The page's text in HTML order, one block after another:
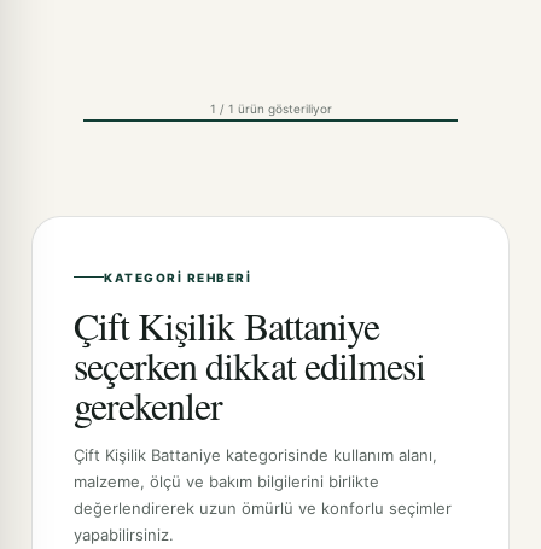
1 / 1 ürün gösteriliyor
KATEGORI REHBERI
Çift Kişilik Battaniye
seçerken dikkat edilmesi
gerekenler
Çift Kişilik Battaniye kategorisinde kullanım alanı,
malzeme, ölçü ve bakım bilgilerini birlikte
değerlendirerek uzun ömürlü ve konforlu seçimler
yapabilirsiniz.